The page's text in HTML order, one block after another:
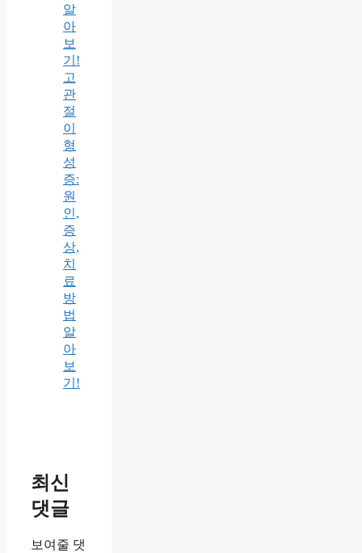
알
아
보
기!
고
관
절
이
형
성
증:
원
인,
증
상,
치
료
방
법
알
아
보
기!
최신
댓글
보여줄 댓